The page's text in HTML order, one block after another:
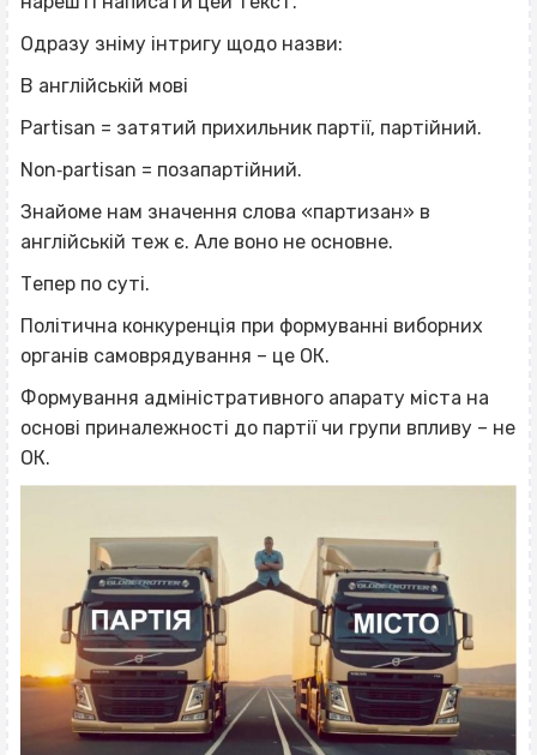
Одразу зніму інтригу щодо назви:
В англійській мові
Partisan = затятий прихильник партії, партійний.
Non‐partisan = позапартійний.
Знайоме нам значення слова «партизан» в
англійській теж є. Але воно не основне.
Тепер по суті.
Політична конкуренція при формуванні виборних
органів самоврядування – це ОК.
Формування адміністративного апарату міста на
основі приналежності до партії чи групи впливу – не
ОК.